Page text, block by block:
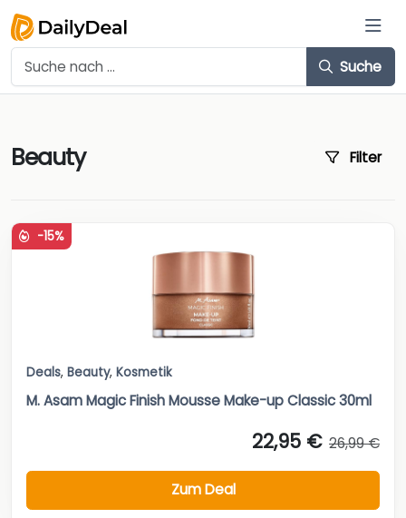
Suche
Beauty Filter
-15%
Deals, Beauty, Kosmetik
M. Asam Magic Finish Mousse Make-up Classic 30ml
22,95 € 26,99 €
Zum Deal